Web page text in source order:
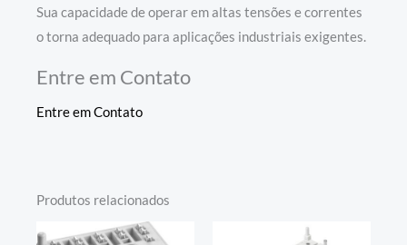
Sua capacidade de operar em altas tensões e correntes
o torna adequado para aplicações industriais exigentes.
Entre em Contato
Entre em Contato
Produtos relacionados